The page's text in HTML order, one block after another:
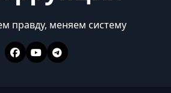
правду, меняем систему